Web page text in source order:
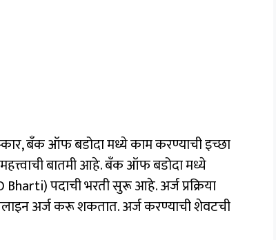
बँक ऑफ बडोदा मध्ये काम करण्याची इच्छा
बातमी आहे. बँक ऑफ बडोदा मध्ये
पदाची भरती सुरू आहे. अर्ज प्रक्रिया
अर्ज करू शकतात. अर्ज करण्याची शेवटची